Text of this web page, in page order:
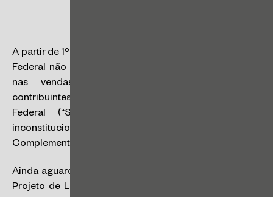
A partir de 1º de janeiro de 2022 os Estados e o Distrito
Federal não poderão cobrar o ICMS a título de DIFAL
nas vendas interestaduais destinadas a não
contribuintes, conforme decisões do Supremo Tribunal
Federal (“STF”) que consideraram indevida e
inconstitucional a sua cobrança sem respaldo em Lei
Complementar (RE 1287019/DF e ADI 5.469).
Ainda aguarda sanção pelo Presidente da República o
Projeto de Lei Complementar nº 32/2021, que dispõe